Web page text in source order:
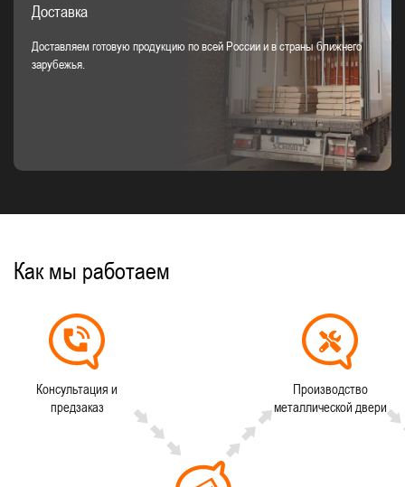
Доставка
Доставляем готовую продукцию по всей России и в страны ближнего
зарубежья.
Как мы работаем
Консультация и
предзаказ
Производство
металлической двери